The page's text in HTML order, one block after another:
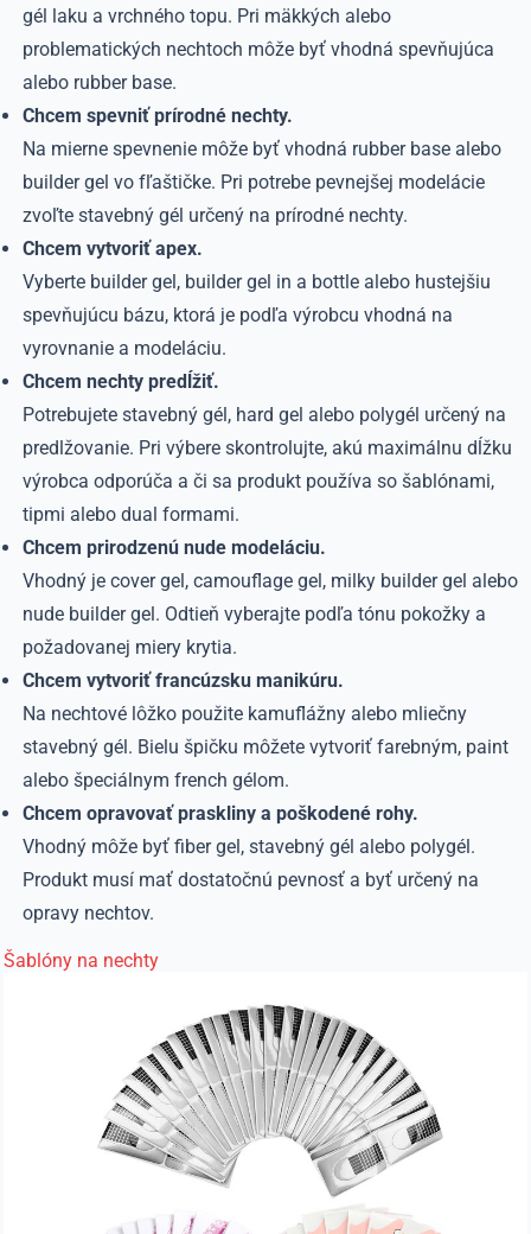
gél laku a vrchného topu. Pri mäkkých alebo
problematických nechtoch môže byť vhodná spevňujúca
alebo rubber base.
Chcem spevniť prírodné nechty.
Na mierne spevnenie môže byť vhodná rubber base alebo
builder gel vo fľaštičke. Pri potrebe pevnejšej modelácie
zvoľte stavebný gél určený na prírodné nechty.
Chcem vytvoriť apex.
Vyberte builder gel, builder gel in a bottle alebo hustejšiu
spevňujúcu bázu, ktorá je podľa výrobcu vhodná na
vyrovnanie a modeláciu.
Chcem nechty predĺžiť.
Potrebujete stavebný gél, hard gel alebo polygél určený na
predlžovanie. Pri výbere skontrolujte, akú maximálnu dĺžku
výrobca odporúča a či sa produkt používa so šablónami,
tipmi alebo dual formami.
Chcem prirodzenú nude modeláciu.
Vhodný je cover gel, camouflage gel, milky builder gel alebo
nude builder gel. Odtieň vyberajte podľa tónu pokožky a
požadovanej miery krytia.
Chcem vytvoriť francúzsku manikúru.
Na nechtové lôžko použite kamuflážny alebo mliečny
stavebný gél. Bielu špičku môžete vytvoriť farebným, paint
alebo špeciálnym french gélom.
Chcem opravovať praskliny a poškodené rohy.
Vhodný môže byť fiber gel, stavebný gél alebo polygél.
Produkt musí mať dostatočnú pevnosť a byť určený na
opravy nechtov.
Šablóny na nechty